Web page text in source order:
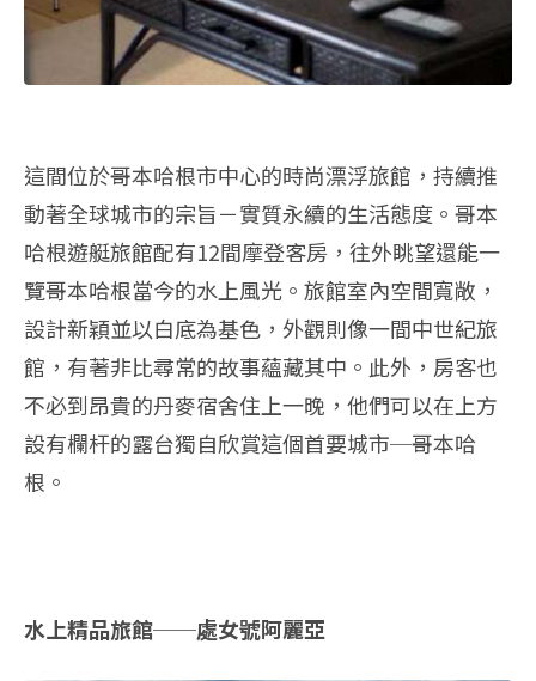
這間位於哥本哈根市中心的時尚漂浮旅館，持續推
動著全球城市的宗旨－實質永續的生活態度。哥本
哈根遊艇旅館配有12間摩登客房，往外眺望還能一
覽哥本哈根當今的水上風光。旅館室內空間寬敞，
設計新穎並以白底為基色，外觀則像一間中世紀旅
館，有著非比尋常的故事蘊藏其中。此外，房客也
不必到昂貴的丹麥宿舍住上一晚，他們可以在上方
設有欄杆的露台獨自欣賞這個首要城市─哥本哈
根。
水上精品旅館──處女號阿麗亞